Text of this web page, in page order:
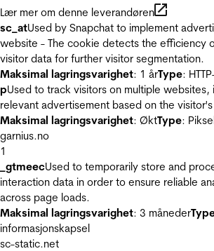
Lær mer om denne leverandøren
sc_atUsed by Snapchat to implement
website - The cookie detects the efficiency
visitor data for further visitor segmentation.
Maksimal lagringsvarighet: 1 årType:
pUsed to track visitors on multiple
relevant advertisement based on the
Maksimal lagringsvarighet: ØktType:
garnius.no
1
_gtmeecUsed to temporarily store and
interaction data in order to ensure reliable
across page loads.
Maksimal lagringsvarighet: 3 måneder
informasjonskapsel
sc-static.net